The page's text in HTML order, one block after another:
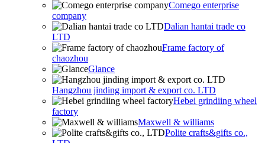
Comego enterprise
company
Dalian hantai trade co
LTD
Frame factory of
chaozhou
Glance
Hangzhou jinding import & export co. LTD
Hebei grindiing wheel
factory
Maxwell & williams
Polite crafts&gifts co.,